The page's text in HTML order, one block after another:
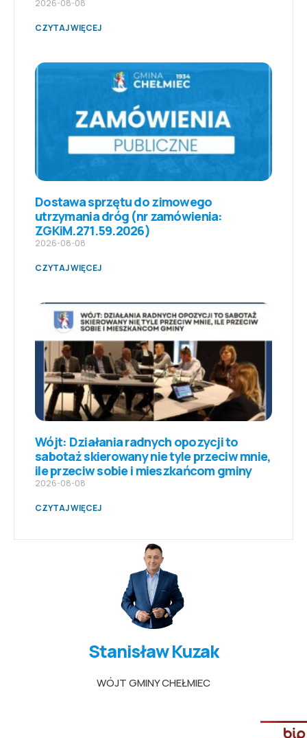
2026-08-08
CZYTAJ WIĘCEJ
Dostawa sprzętu do zimowego
utrzymania dróg (nr zamówienia:
ZGKiM.271.59.2026)
2026-08-08
CZYTAJ WIĘCEJ
Wójt: Działania radnych opozycji to
sabotaż skierowany nie tyle przeciw mnie,
ile przeciw sobie i mieszkańcom gminy
2026-08-08
CZYTAJ WIĘCEJ
Stanisław Kuzak
WÓJT GMINY CHEŁMIEC